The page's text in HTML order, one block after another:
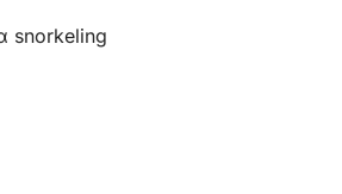
snorkeling